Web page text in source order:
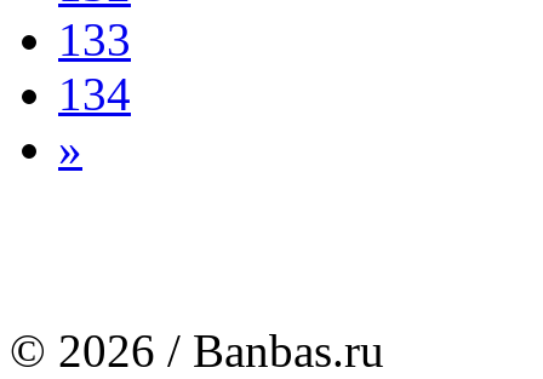
133
134
»
© 2026 / Banbas.ru